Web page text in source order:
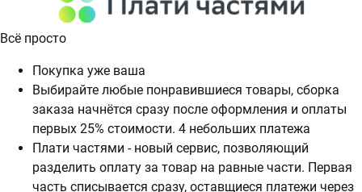
Всё просто
Покупка уже ваша
Выбирайте любые понравившиеся товары, сборка
заказа начнётся сразу после оформления и оплаты
первых 25% стоимости. 4 небольших платежа
Плати частями - новый сервис, позволяющий
разделить оплату за товар на равные части. Первая
часть списывается сразу, оставщиеся платежи через